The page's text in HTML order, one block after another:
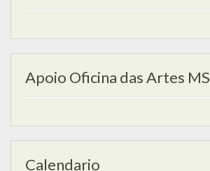
Apoio Oficina das Artes MS
Calendario